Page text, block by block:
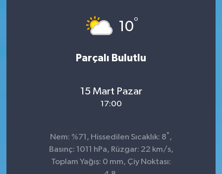
10°
Parçalı Bulutlu
15 Mart Pazar
17:00
Nem: %71, Hissedilen Sıcaklık: 8° ,
Basınç: 1011 hPa, Rüzgar: 22 km/s,
Toplam Yağış: 0 mm, Çiy Noktası: